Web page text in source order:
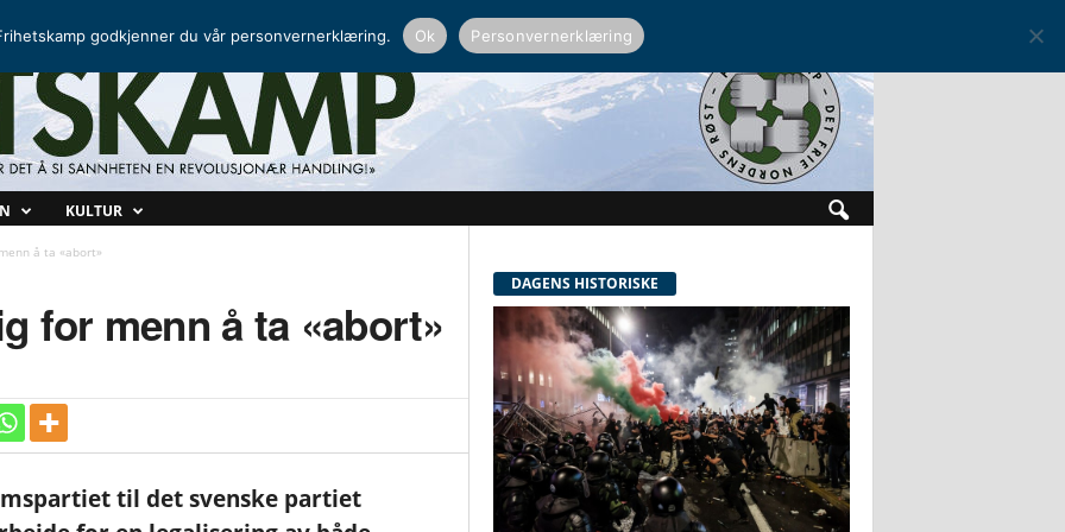
KULTUR
å ta «abort»
for menn å ta «abort»
til det svenske partiet
DAGENS HISTORISKE
godkjenner du vår personvernerklæring. Ok Personvernerklæring